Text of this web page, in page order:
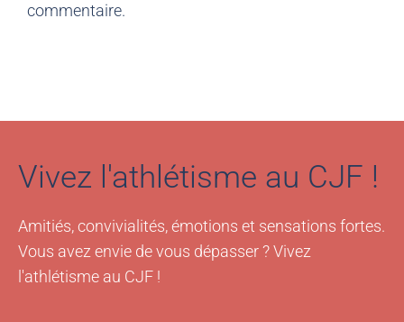
commentaire.
Vivez l'athlétisme au CJF !
Amitiés, convivialités, émotions et sensations fortes.
Vous avez envie de vous dépasser ? Vivez
l'athlétisme au CJF !